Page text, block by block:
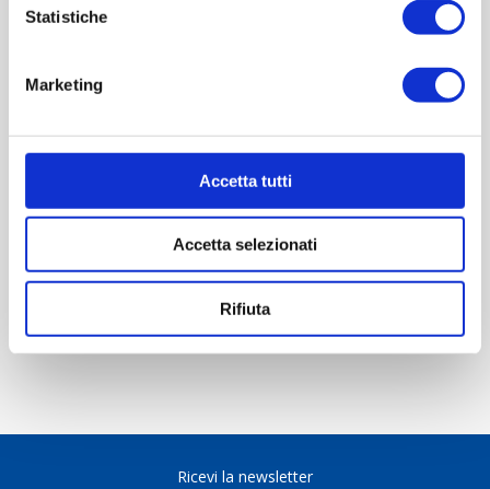
Statistiche
Marketing
Accetta tutti
Accetta selezionati
Rifiuta
REVIEWS
CONTACT US
Scheda tecnica
Ricevi la newsletter